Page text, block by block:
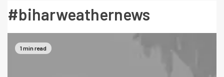
#biharweathernews
1 min read